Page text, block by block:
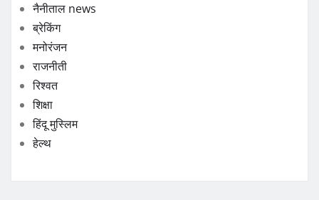
नैनीताल news
ब्रेकिंग
मनोरंजन
राजनीती
रिश्वत
शिक्षा
हिंदू मुस्लिम
हेल्थ